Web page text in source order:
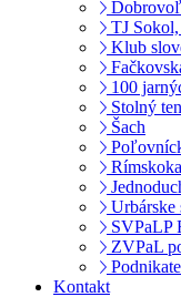
TJ
Klub
100
Stolný
Šach
SVPaLP
ZVPaL
Kontakt